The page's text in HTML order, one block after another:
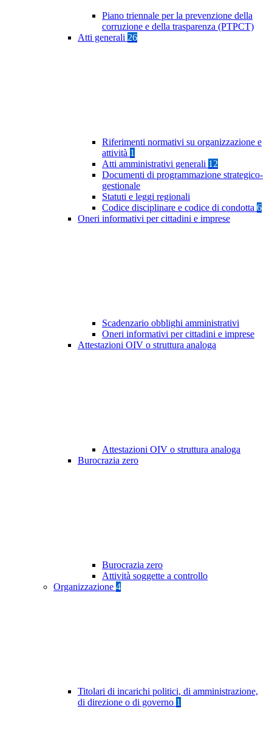
Piano triennale per la prevenzione della
corruzione e della trasparenza (PTPCT)
Atti generali 26
Riferimenti normativi su organizzazione e
attività 1
Atti amministrativi generali 12
Documenti di programmazione strategico-
gestionale
Statuti e leggi regionali
Codice disciplinare e codice di condotta 6
Oneri informativi per cittadini e imprese
Scadenzario obblighi amministrativi
Oneri informativi per cittadini e imprese
Attestazioni OIV o struttura analoga
Attestazioni OIV o struttura analoga
Burocrazia zero
Burocrazia zero
Attività soggette a controllo
Organizzazione 4
Titolari di incarichi politici, di amministrazione,
di direzione o di governo 1